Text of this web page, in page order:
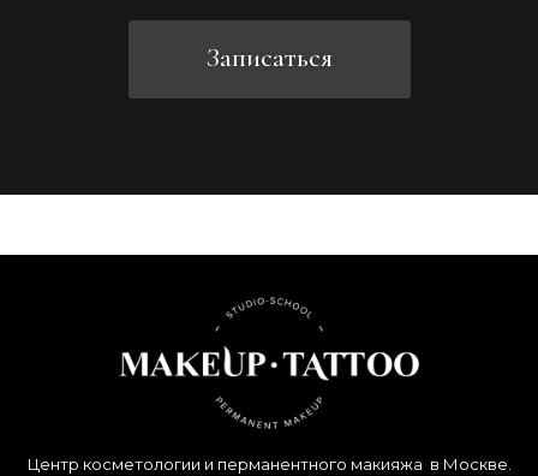
Записаться
Центр косметологии и перманентного макияжа в Москве.